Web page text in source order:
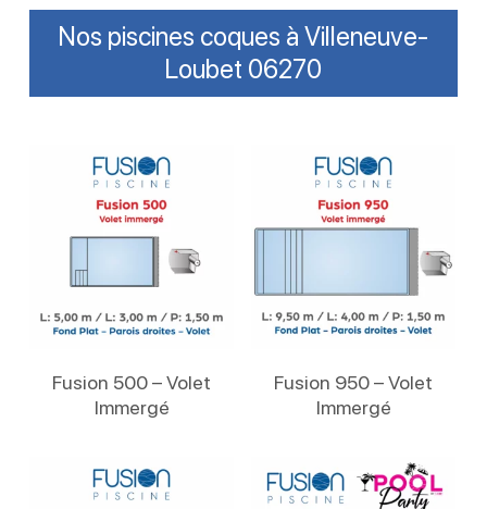
Nos piscines coques à Villeneuve-
Loubet 06270
Fusion 500 – Volet
Immergé
Fusion 950 – Volet
Immergé